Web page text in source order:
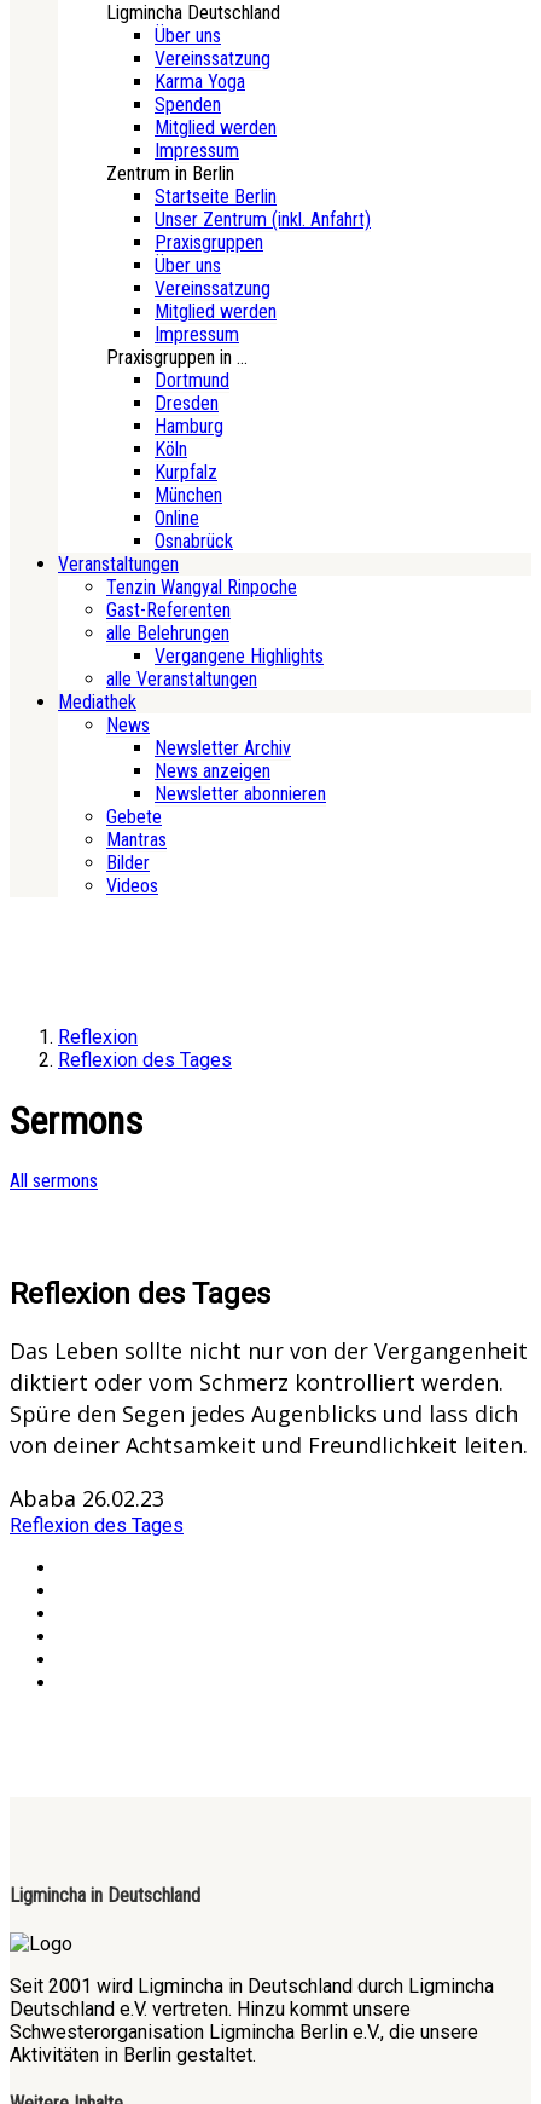
Ligmincha Deutschland
Über uns
Vereinssatzung
Karma Yoga
Spenden
Mitglied werden
Impressum
Zentrum in Berlin
Startseite Berlin
Unser Zentrum (inkl. Anfahrt)
Praxisgruppen
Über uns
Vereinssatzung
Mitglied werden
Impressum
Praxisgruppen in ...
Dortmund
Dresden
Hamburg
Köln
Kurpfalz
München
Online
Osnabrück
Veranstaltungen
Tenzin Wangyal Rinpoche
Gast-Referenten
alle Belehrungen
Vergangene Highlights
alle Veranstaltungen
Mediathek
News
Newsletter Archiv
News anzeigen
Newsletter abonnieren
Gebete
Mantras
Bilder
Videos
Reflexion
Reflexion des Tages
Sermons
All sermons
Reflexion des Tages
Das Leben sollte nicht nur von der Vergangenheit
diktiert oder vom Schmerz kontrolliert werden.
Spüre den Segen jedes Augenblicks und lass dich
von deiner Achtsamkeit und Freundlichkeit leiten.
Ababa 26.02.23
Reflexion des Tages
Ligmincha in Deutschland
Seit 2001 wird Ligmincha in Deutschland durch Ligmincha
Deutschland e.V. vertreten. Hinzu kommt unsere
Schwesterorganisation Ligmincha Berlin e.V., die unsere
Aktivitäten in Berlin gestaltet.